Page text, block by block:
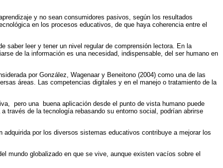
y no sean consumidores pasivos, según los resultados
en los procesos educativos, de que haya coherencia entre el
saber leer y tener un nivel regular de comprensión lectora. En la
de la información es una necesidad, indispensable, del ser humano en
por González, Wagenaar y Beneitono (2004) como una de las
áreas. Las competencias digitales y en el manejo o tratamiento de la
pero una buena aplicación desde el punto de vista humano puede
través de la tecnología rebasando su entorno social, podrían abrirse
por los diversos sistemas educativos contribuye a mejorar los
mundo globalizado en que se vive, aunque existen vacíos sobre el